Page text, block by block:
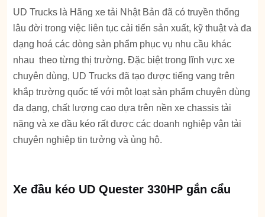
UD Trucks là Hãng xe tải Nhật Bản đã có truyền thống
lâu đời trong việc liên tục cải tiến sản xuất, kỹ thuật và đa
dạng hoá các dòng sản phẩm phục vụ nhu cầu khác
nhau theo từng thị trường. Đặc biệt trong lĩnh vực xe
chuyên dùng, UD Trucks đã tạo được tiếng vang trên
khắp trường quốc tế với một loạt sản phẩm chuyên dùng
đa dạng, chất lượng cao dựa trên nền xe chassis tải
nặng và xe đầu kéo rất được các doanh nghiệp vận tải
chuyên nghiệp tin tưởng và ủng hộ.
Xe đầu kéo UD Quester 330HP gắn cẩu